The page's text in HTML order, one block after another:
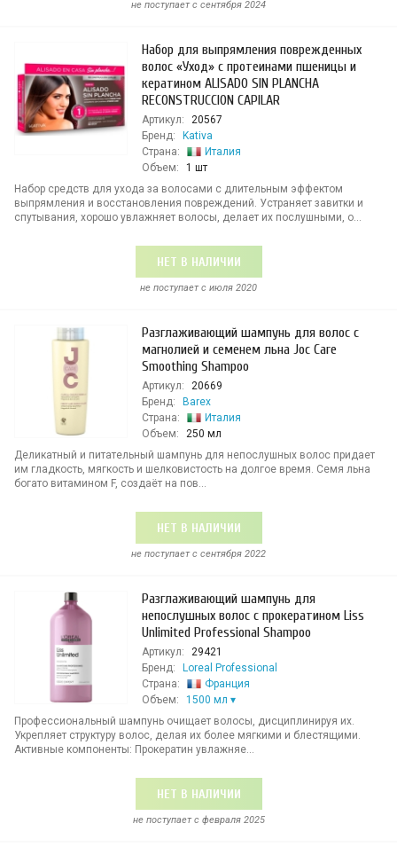
не поступает c сентября 2024
Набор для выпрямления поврежденных
волос «Уход» с протеинами пшеницы и
кератином ALISADO SIN PLANCHA
RECONSTRUCCION CAPILAR
Артикул:
20567
Бренд:
Kativa
Страна:
Италия
Объем:
1 шт
Набор средств для ухода за волосами с длительным эффектом
выпрямления и восстановления повреждений. Устраняет завитки и
спутывания, хорошо увлажняет волосы, делает их послушными, о...
НЕТ В НАЛИЧИИ
не поступает c июля 2020
Разглаживающий шампунь для волос с
магнолией и семенем льна Joc Care
Smoothing Shampoo
Артикул:
20669
Бренд:
Barex
Страна:
Италия
Объем:
250 мл
Деликатный и питательный шампунь для непослушных волос придает
им гладкость, мягкость и шелковистость на долгое время. Семя льна
богато витамином F, создаёт на пов...
НЕТ В НАЛИЧИИ
не поступает c сентября 2022
Разглаживающий шампунь для
непослушных волос с прокератином Liss
Unlimited Professional Shampoo
Артикул:
29421
Бренд:
Loreal Professional
Страна:
Франция
Объем:
1500 мл
Профессиональный шампунь очищает волосы, дисциплинируя их.
Укрепляет структуру волос, делая их более мягкими и блестящими.
Активные компоненты: Прокератин увлажняе...
НЕТ В НАЛИЧИИ
не поступает c февраля 2025